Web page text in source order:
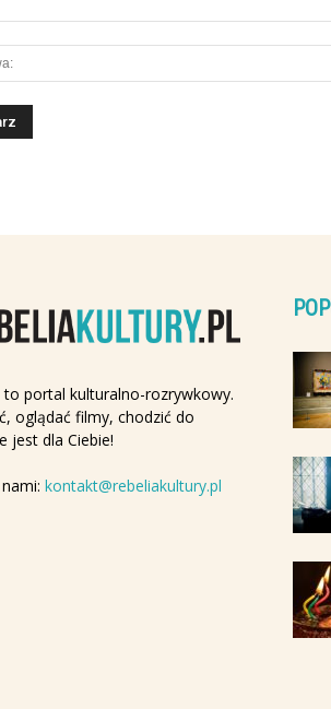
to portal kulturalno-rozrywkowy.
oglądać filmy, chodzić do
jest dla Ciebie!
kontakt@rebeliakultury.pl